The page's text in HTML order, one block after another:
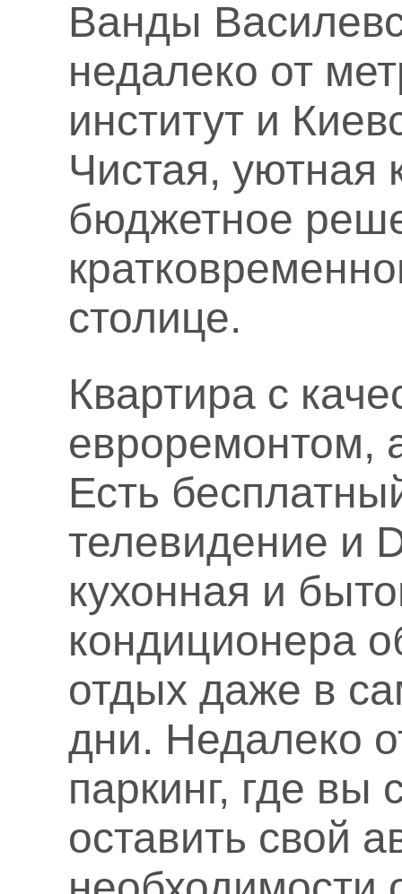
Ванды
недалеко от
институт и
Чистая, уютная
бюджетное
столице.
Квартира с
евроремонтом,
Есть
телевидение и
кухонная и
кондиционера
отдых даже в
дни. Недалеко
паркинг, где вы
оставить свой